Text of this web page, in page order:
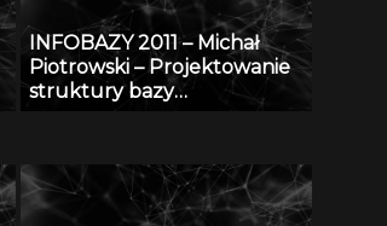
INFOBAZY 2011 – Michał
Piotrowski – Projektowanie
struktury bazy
ograniczonych zasobów